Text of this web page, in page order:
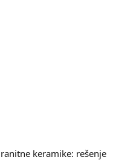
keramike: rešenje